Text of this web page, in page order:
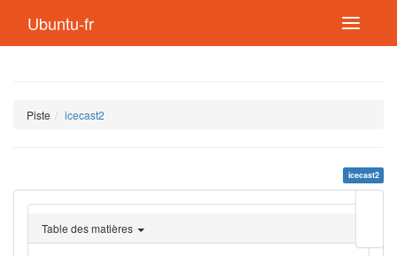
Ubuntu-fr
Piste icecast2
icecast2
page
Table des matières